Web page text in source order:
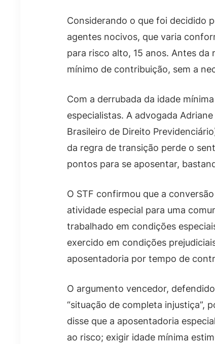
Considerando o que foi decidido
agentes nocivos, que varia
para risco alto, 15 anos. Antes
mínimo de contribuição, sem a
Com a derrubada da idade
especialistas. A advogada
Brasileiro de Direito
da regra de transição perde o
pontos para se aposentar,
O STF confirmou que a
atividade especial para uma
trabalhado em condições
exercido em condições
aposentadoria por tempo de
O argumento vencedor,
“situação de completa injustiça”,
disse que a aposentadoria
ao risco; exigir idade mínima